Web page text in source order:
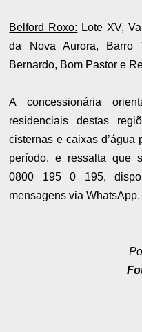
Belford Roxo: Lote XV,
da Nova Aurora, Barro
Bernardo, Bom Pastor e
A concessionária
residenciais destas
cisternas e caixas d’água
período, e ressalta que
0800 195 0 195,
mensagens via WhatsApp.